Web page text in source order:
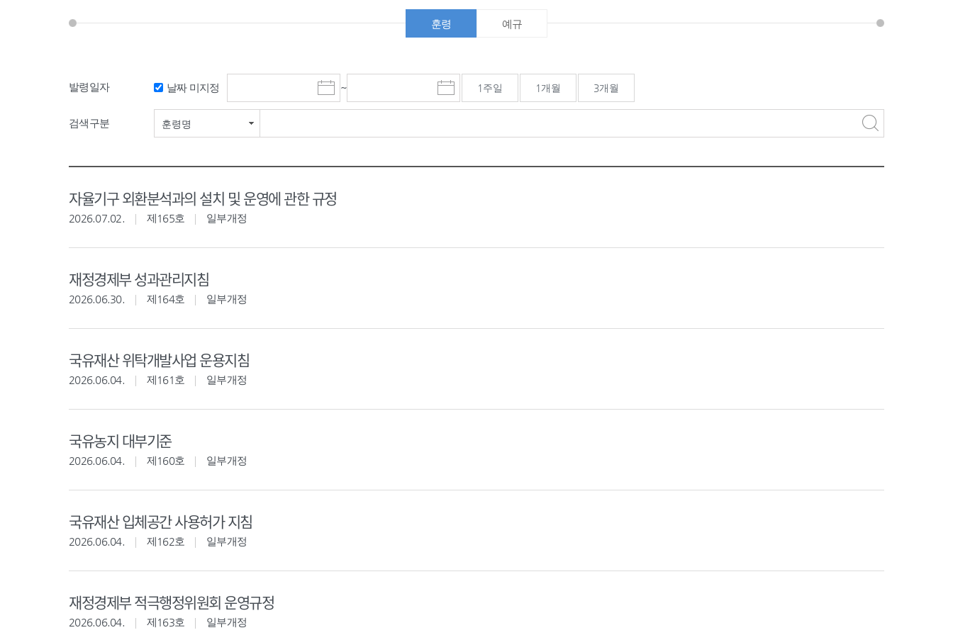
훈령 예규
발령일자 날짜 미지정
시
작
~
마
감
1주일 1개월 3개월
검색구분 훈령명
자율기구 외환분석과의 설치 및 운영에 관한 규정
2026.07.02. 제165호 일부개정
재정경제부 성과관리지침
2026.06.30. 제164호 일부개정
국유재산 위탁개발사업 운용지침
2026.06.04. 제161호 일부개정
국유농지 대부기준
2026.06.04. 제160호 일부개정
국유재산 입체공간 사용허가 지침
2026.06.04. 제162호 일부개정
재정경제부 적극행정위원회 운영규정
2026.06.04. 제163호 일부개정